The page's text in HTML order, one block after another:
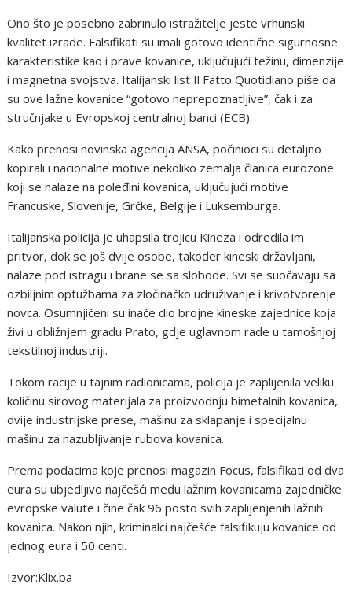
Ono što je posebno zabrinulo istražitelje jeste vrhunski
kvalitet izrade. Falsifikati su imali gotovo identične sigurnosne
karakteristike kao i prave kovanice, uključujući težinu, dimenzije
i magnetna svojstva. Italijanski list Il Fatto Quotidiano piše da
su ove lažne kovanice “gotovo neprepoznatljive”, čak i za
stručnjake u Evropskoj centralnoj banci (ECB).
Kako prenosi novinska agencija ANSA, počinioci su detaljno
kopirali i nacionalne motive nekoliko zemalja članica eurozone
koji se nalaze na poleđini kovanica, uključujući motive
Francuske, Slovenije, Grčke, Belgije i Luksemburga.
Italijanska policija je uhapsila trojicu Kineza i odredila im
pritvor, dok se još dvije osobe, također kineski državljani,
nalaze pod istragu i brane se sa slobode. Svi se suočavaju sa
ozbiljnim optužbama za zločinačko udruživanje i krivotvorenje
novca. Osumnjičeni su inače dio brojne kineske zajednice koja
živi u obližnjem gradu Prato, gdje uglavnom rade u tamošnjoj
tekstilnoj industriji.
Tokom racije u tajnim radionicama, policija je zaplijenila veliku
količinu sirovog materijala za proizvodnju bimetalnih kovanica,
dvije industrijske prese, mašinu za sklapanje i specijalnu
mašinu za nazubljivanje rubova kovanica.
Prema podacima koje prenosi magazin Focus, falsifikati od dva
eura su ubjedljivo najčešći među lažnim kovanicama zajedničke
evropske valute i čine čak 96 posto svih zaplijenjenih lažnih
kovanica. Nakon njih, kriminalci najčešće falsifikuju kovanice od
jednog eura i 50 centi.
Izvor:Klix.ba